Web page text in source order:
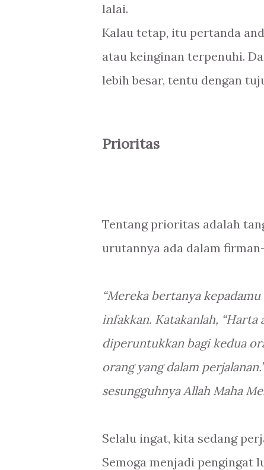
lalai.
Kalau tetap, itu pertanda
atau keinginan terpenuhi.
lebih besar, tentu dengan
Prioritas
Tentang prioritas adalah
urutannya ada dalam
“Mereka bertanya
infakkan. Katakanlah, “Harta
diperuntukkan bagi kedua
orang yang dalam
sesungguhnya Allah Maha
Selalu ingat, kita sedang
Semoga menjadi pengingat